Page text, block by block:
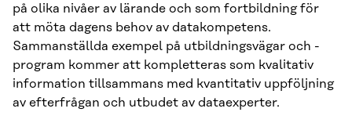
på olika nivåer av lärande och som fortbildning för
att möta dagens behov av datakompetens.
Sammanställda exempel på utbildningsvägar och -
program kommer att kompletteras som kvalitativ
information tillsammans med kvantitativ uppföljning
av efterfrågan och utbudet av dataexperter.